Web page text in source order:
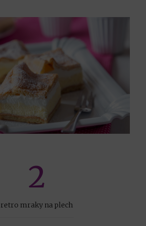
2
retro mraky na plech